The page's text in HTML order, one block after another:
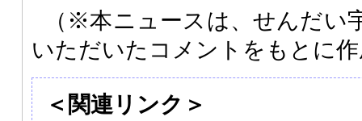
（※本ニュースは、せんだい
いただいたコメントをもとに
＜関連リンク＞